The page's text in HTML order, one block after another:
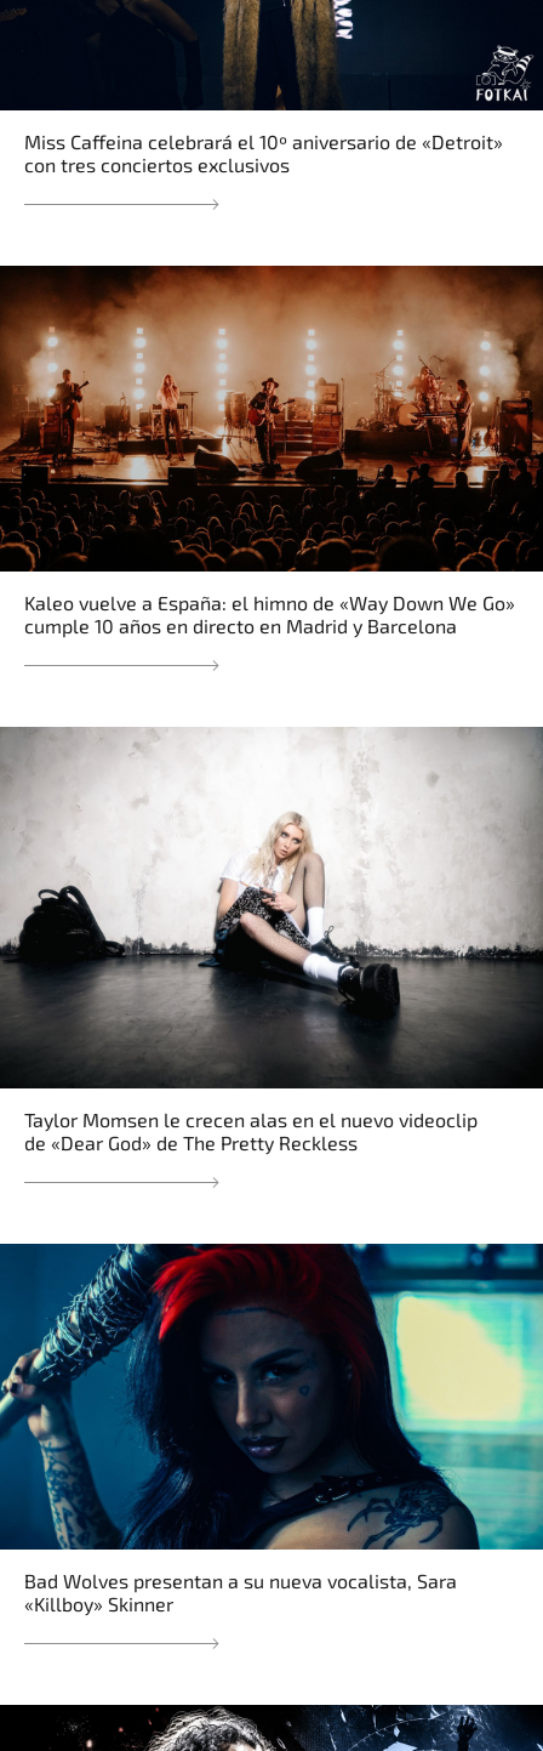
Miss Caffeina celebrará el 10º aniversario de «Detroit»
con tres conciertos exclusivos
Kaleo vuelve a España: el himno de «Way Down We Go»
cumple 10 años en directo en Madrid y Barcelona
Taylor Momsen le crecen alas en el nuevo videoclip
de «Dear God» de The Pretty Reckless
Bad Wolves presentan a su nueva vocalista, Sara
«Killboy» Skinner